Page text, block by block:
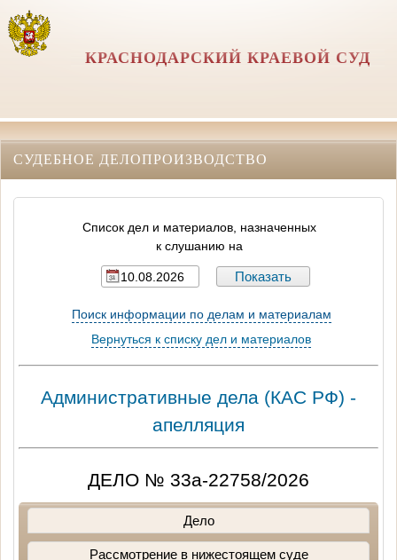
КРАСНОДАРСКИЙ КРАЕВОЙ СУД
СУДЕБНОЕ ДЕЛОПРОИЗВОДСТВО
Список дел и материалов, назначенных
к слушанию на
Поиск информации по делам и материалам
Вернуться к списку дел и материалов
Административные дела (КАC РФ) -
апелляция
ДЕЛО № 33а-22758/2026
Дело
Рассмотрение в нижестоящем суде